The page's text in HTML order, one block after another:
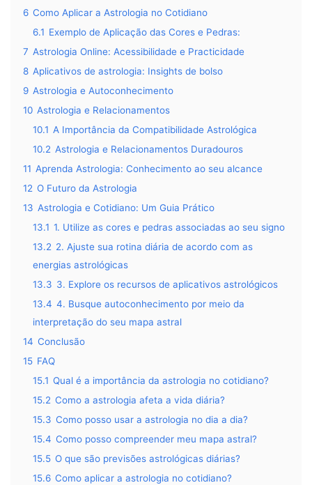
6 Como Aplicar a Astrologia no Cotidiano
6.1 Exemplo de Aplicação das Cores e Pedras:
7 Astrologia Online: Acessibilidade e Practicidade
8 Aplicativos de astrologia: Insights de bolso
9 Astrologia e Autoconhecimento
10 Astrologia e Relacionamentos
10.1 A Importância da Compatibilidade Astrológica
10.2 Astrologia e Relacionamentos Duradouros
11 Aprenda Astrologia: Conhecimento ao seu alcance
12 O Futuro da Astrologia
13 Astrologia e Cotidiano: Um Guia Prático
13.1 1. Utilize as cores e pedras associadas ao seu signo
13.2 2. Ajuste sua rotina diária de acordo com as
energias astrológicas
13.3 3. Explore os recursos de aplicativos astrológicos
13.4 4. Busque autoconhecimento por meio da
interpretação do seu mapa astral
14 Conclusão
15 FAQ
15.1 Qual é a importância da astrologia no cotidiano?
15.2 Como a astrologia afeta a vida diária?
15.3 Como posso usar a astrologia no dia a dia?
15.4 Como posso compreender meu mapa astral?
15.5 O que são previsões astrológicas diárias?
15.6 Como aplicar a astrologia no cotidiano?